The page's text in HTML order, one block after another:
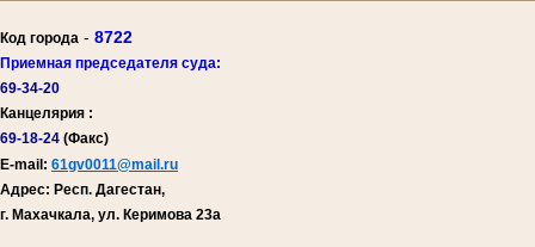
Код города - 8722
Приемная председателя суда:
69-34-20
Канцелярия :
69-18-24 (Факс)
E-mail: 61gv0011@mail.ru
Адрес: Респ. Дагестан,
г. Махачкала, ул. Керимова 23а